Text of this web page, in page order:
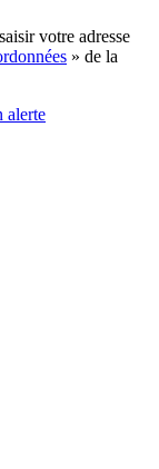
votre adresse
» de la
alerte